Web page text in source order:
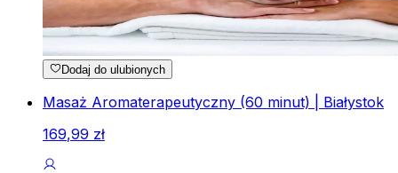
Dodaj do ulubionych
Masaż Aromaterapeutyczny (60 minut) | Białystok
169,99 zł